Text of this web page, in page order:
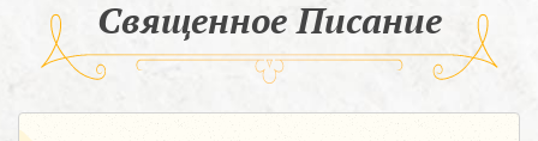
Священное Писание